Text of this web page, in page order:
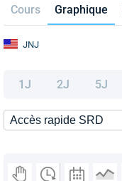
Cours Graphique
JNJ
1J 2J 5J